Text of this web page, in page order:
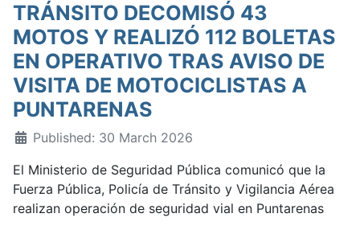
TRÁNSITO DECOMISÓ 43
MOTOS Y REALIZÓ 112 BOLETAS
EN OPERATIVO TRAS AVISO DE
VISITA DE MOTOCICLISTAS A
PUNTARENAS
Published: 30 March 2026
El Ministerio de Seguridad Pública comunicó que la
Fuerza Pública, Policía de Tránsito y Vigilancia Aérea
realizan operación de seguridad vial en Puntarenas